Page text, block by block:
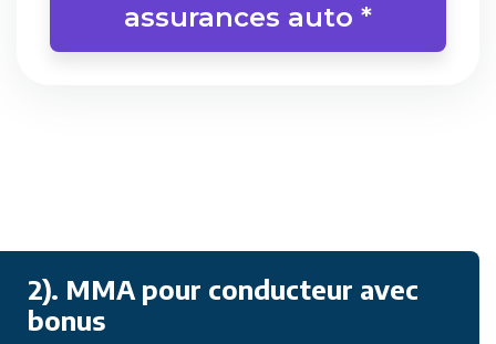
assurances auto *
2). MMA pour conducteur avec
bonus